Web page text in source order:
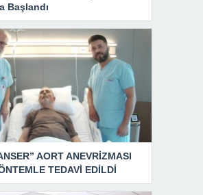
Başlandı
AORT ANEVRİZMASI
TEDAVİ EDİLDİ